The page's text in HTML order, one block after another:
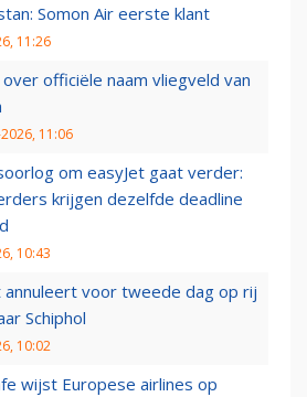
Somon Air eerste klant
11:26
officiële naam vliegveld van
11:06
om easyJet gaat verder:
krijgen dezelfde deadline
10:43
annuleert voor tweede dag op rij
Schiphol
10:02
wijst Europese airlines op